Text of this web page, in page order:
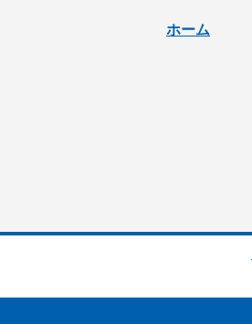
ホーム